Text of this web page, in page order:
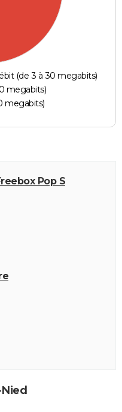
(de 3 à 30 megabits)
megabits)
megabits)
Pop S